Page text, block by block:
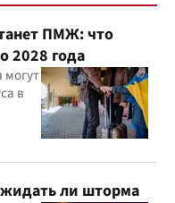
ПМЖ: что
2028 года
могут
в
ли шторма